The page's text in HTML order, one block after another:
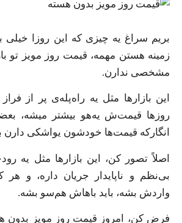
بریم سراغ یه چیزی که این روزا خیلی
زمینه هستن مهمه، قیمت روز مویز تو
مشخصی ندارن.
این بازارها مثل یه راه‌پله‌ی پر از
روزها قیمت‌ش یه‌هو بیشتر میشه، بعضی
انگارکه قیمت‌ها خودشون یواشکی دارن
اصلاً تصور کن، این بازارها مثل یه
بی‌نظم و ناپایدار جریان داره، و
واردش بشه، باید باهاش هم‌سو بشه.
فرض کن، امروز قیمت روز مویز بدون